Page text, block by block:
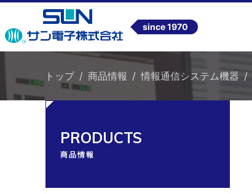
since 1970
トップ 商品情報 情報通信システム機器
PRODUCTS
商品情報